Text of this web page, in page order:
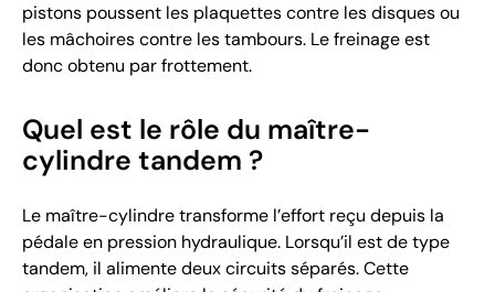
pistons poussent les plaquettes contre les disques ou
les mâchoires contre les tambours. Le freinage est
donc obtenu par frottement.
Quel est le rôle du maître-
cylindre tandem ?
Le maître-cylindre transforme l’effort reçu depuis la
pédale en pression hydraulique. Lorsqu’il est de type
tandem, il alimente deux circuits séparés. Cette